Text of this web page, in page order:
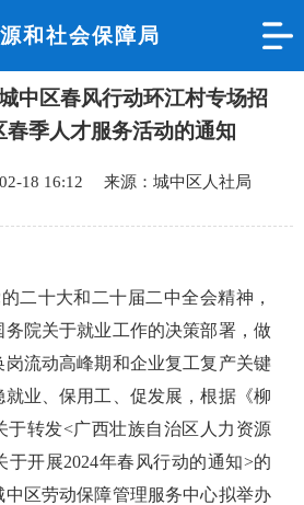
和社会保障局
中区春风行动环江村专场招
春季人才服务活动的通知
18 16:12 来源：城中区人社局
二十大和二十届二中全会精神，
务院关于就业工作的决策部署，做
流动高峰期和企业复工复产关键
业、保用工、促发展，根据《柳
于转发<广西壮族自治区人力资源
于开展2024年春风行动的通知>的
中区劳动保障管理服务中心拟举办